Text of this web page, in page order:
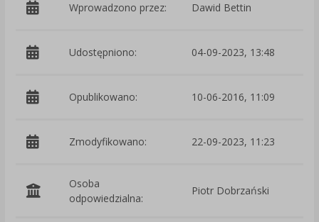
Wprowadzono przez: Dawid Bettin
Udostępniono: 04-09-2023, 13:48
Opublikowano: 10-06-2016, 11:09
Zmodyfikowano: 22-09-2023, 11:23
Osoba
odpowiedzialna:
Piotr Dobrzański